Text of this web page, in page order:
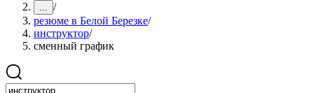
... /
резюме в Белой Березке/
инструктор/
сменный график